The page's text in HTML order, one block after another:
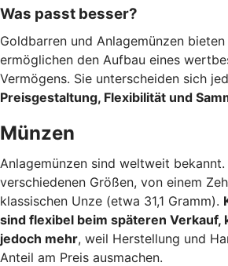
Was passt besser?
Goldbarren und Anlagemünzen
ermöglichen den Aufbau eines
Vermögens. Sie unterscheiden sich
Preisgestaltung, Flexibilität und
Münzen
Anlagemünzen sind weltweit
verschiedenen Größen, von einem
klassischen Unze (etwa 31,1 Gramm).
sind flexibel beim späteren Verkauf,
jedoch mehr, weil Herstellung und
Anteil am Preis ausmachen.